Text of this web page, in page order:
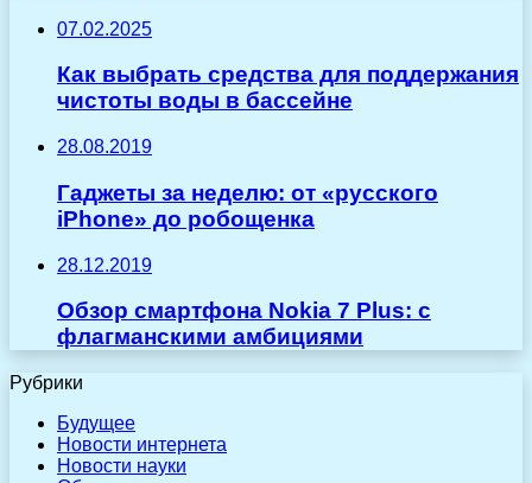
07.02.2025
Как выбрать средства для поддержания
чистоты воды в бассейне
28.08.2019
Гаджеты за неделю: от «русского
iPhone» до робощенка
28.12.2019
Обзор смартфона Nokia 7 Plus: с
флагманскими амбициями
Рубрики
Будущее
Новости интернета
Новости науки